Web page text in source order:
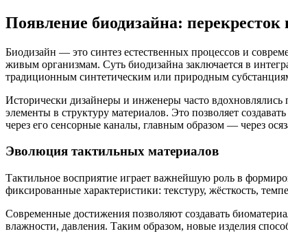
Появление биодизайна:
Биодизайн — это синтез естественных процессов и
живым организмам. Суть биодизайна заключается в
традиционным синтетическим или природным
Исторически дизайнеры и инженеры часто
элементы в структуру материалов. Это позволяет
через его сенсорные каналы, главным образом — через
Эволюция тактильных материалов
Тактильное восприятие играет важнейшую роль в
фиксированные характеристики: текстуру, жёсткость,
Современные достижения позволяют создавать
влажности, давления. Таким образом, новые изделия